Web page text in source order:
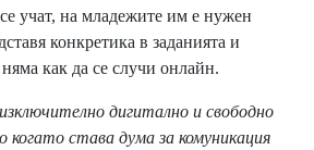
учат, на младежите им е нужен
конкретика в заданията и
как да се случи онлайн.
дигитално и свободно
когато става дума за комуникация